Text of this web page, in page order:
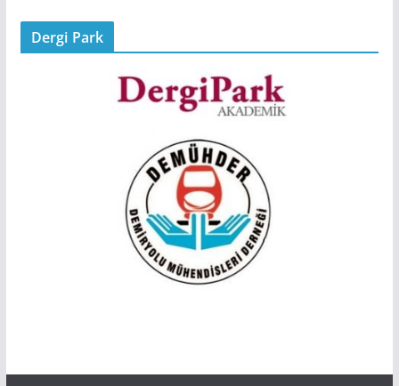
Dergi Park